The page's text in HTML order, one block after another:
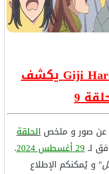
أنمي الحريم الزائف - Giji Harem يكشف
9
عن صور و ملخص الحلقة
لـ29 أغسطس 2024
.
" و يُمكنكم الإطلاع